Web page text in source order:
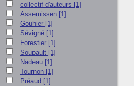
collectif d'auteurs [1]
Assemissen [1]
Gouhier [1]
Sévigné [1]
Forestier [1]
Soupault [1]
Nadeau [1]
Tournon [1]
Préaud [1]